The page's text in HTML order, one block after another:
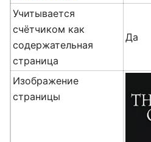
Учитывается
счётчиком как
содержательная
страница
Да
Изображение
страницы